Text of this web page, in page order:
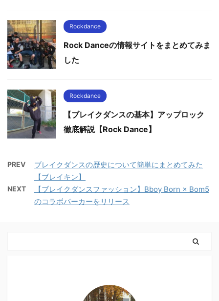
Rockdance
Rock Danceの情報サイトをまとめてみま
した
Rockdance
【ブレイクダンスの基本】アップロック
徹底解説【Rock Dance】
PREV
ブレイクダンスの歴史について簡単にまとめてみた
【ブレイキン】
NEXT
【ブレイクダンスファッション】Bboy Born × Bom5
のコラボパーカーをリリース